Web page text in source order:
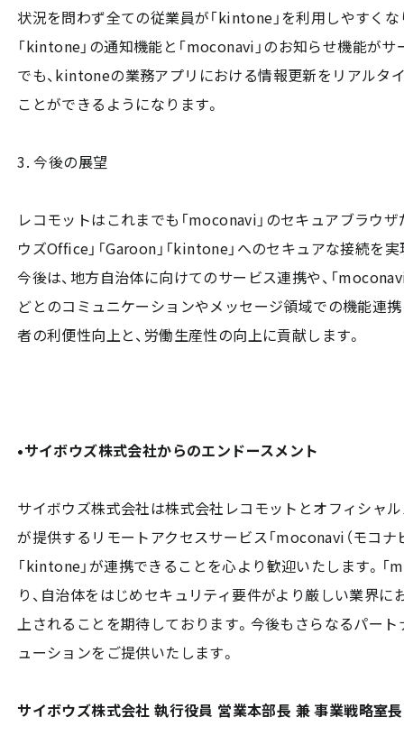
状況を問わず全ての従業員が「kintone」を利用しやすくな
「kintone」の通知機能と「moconavi」のお知らせ機能が
でも、kintoneの業務アプリにおける情報更新をリアルタ
ことができるようになります。
3. 今後の展望
レコモットはこれまでも「moconavi」のセキュアブラウ
ウズOffice」「Garoon」「kintone」へのセキュアな接続を
今後は、地方自治体に向けてのサービス連携や、「
どとのコミュニケーションやメッセージ領域での機能連
者の利便性向上と、労働生産性の向上に貢献します。
•サイボウズ株式会社からのエンドースメント
サイボウズ株式会社は株式会社レコモットとオフィシャ
が提供するリモートアクセスサービス「moconavi（モコ
「kintone」が連携できることを心より歓迎いたします。「
り、自治体をはじめセキュリティ要件がより厳しい業界
上されることを期待しております。今後もさらなるパー
ューションをご提供いたします。
サイボウズ株式会社 執行役員 営業本部長 兼 事業戦略室